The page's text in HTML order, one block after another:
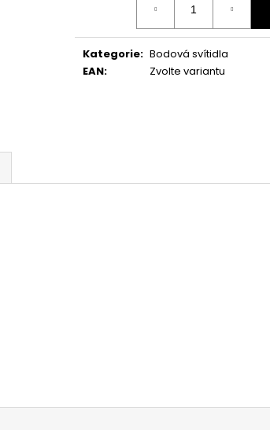
Kategorie: Bodová svítidla
EAN: Zvolte variantu